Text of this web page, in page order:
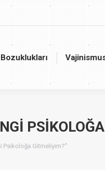
Bozuklukları
Psikoloğa Gitmeliyim?"